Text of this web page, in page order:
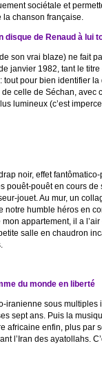
sociétale et
chanson française.
disque de Renaud à lui
son vrai blaze) ne fait
janvier 1982, tant le titre
tout pour bien identifier
celle de Séchan, avec
lumineux (c’est
noir, effet
pouêt-pouêt en cours
jouet. Au mur, un
humble héros en
appartement, il a
salle en chaudron
du monde en liberté
iranienne sous multiples
sept ans. Puis la
africaine enfin, plus par
l’Iran des ayatollahs.